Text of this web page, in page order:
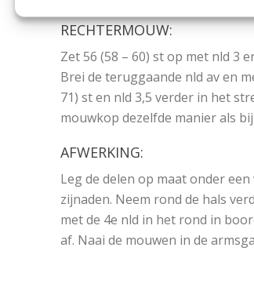
RECHTERMOUW:
Zet 56 (58 – 60) st op met nld 3
Brei de teruggaande nld av en
71) st en nld 3,5 verder in het
mouwkop dezelfde manier als
AFWERKING:
Leg de delen op maat onder
zijnaden. Neem rond de hals
met de 4e nld in het rond in
af. Naai de mouwen in de